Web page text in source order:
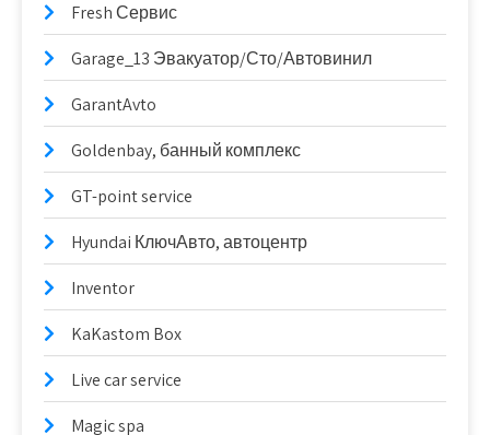
Fresh Сервис
Garage_13 Эвакуатор/Сто/Автовинил
GarantAvto
Goldenbay, банный комплекс
GT-point service
Hyundai КлючАвто, автоцентр
Inventor
KaKastom Box
Live car service
Magic spa